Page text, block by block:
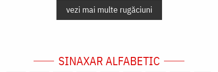
vezi mai multe rugăciuni
SINAXAR ALFABETIC